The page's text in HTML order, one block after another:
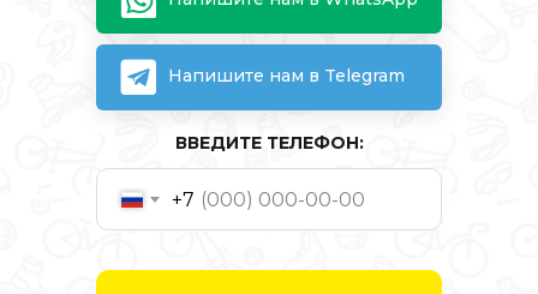
ВВЕДИТЕ ТЕЛЕФОН:
+7
Напишите нам в Telegram